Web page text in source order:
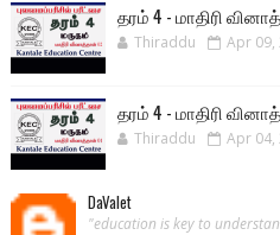
தரம் 4 - மாதிரி
Thiraddu Apr 09,
தரம் 4 - மாதிரி
Thiraddu Apr 04,
DaValet
"education is key to